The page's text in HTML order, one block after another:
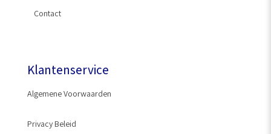
Kraanstuk
Contact
Klantenservice
Algemene Voorwaarden
Privacy Beleid